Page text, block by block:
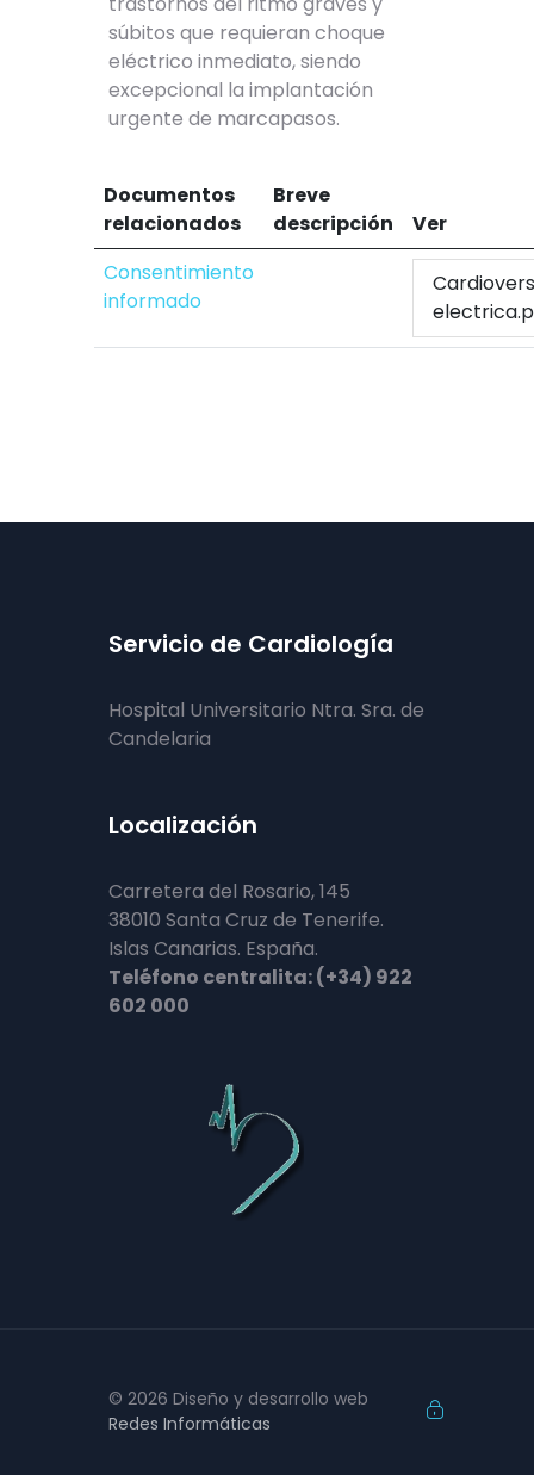
súbitos que requieran choque
eléctrico inmediato, siendo
excepcional la implantación
urgente de marcapasos.
Documentos
relacionados
Breve
descripción
Ver
Consentimiento
informado
Servicio de Cardiología
Hospital Universitario Ntra. Sra. de
Candelaria
Localización
Carretera del Rosario, 145
38010 Santa Cruz de Tenerife.
Islas Canarias. España.
Teléfono centralita: (+34) 922
602 000
© 2026 Diseño y desarrollo web
Redes Informáticas